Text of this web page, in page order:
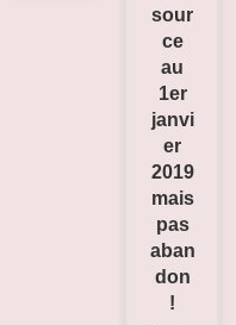
sour
ce
au
1er
janvi
er
2019
mais
pas
aban
don
!